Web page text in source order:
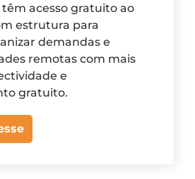
têm acesso gratuito ao
estrutura para
demandas e
remotas com mais
e
gratuito.